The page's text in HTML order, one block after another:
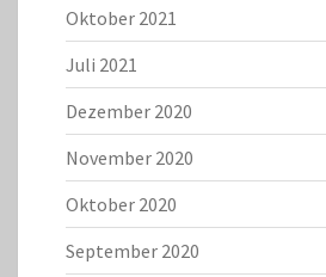
Oktober 2021
Juli 2021
Dezember 2020
November 2020
Oktober 2020
September 2020